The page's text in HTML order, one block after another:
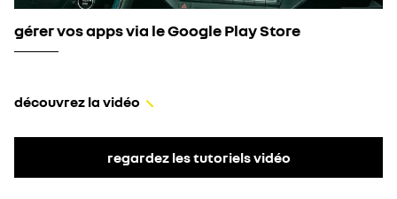
gérer vos apps via le Google Play Store
découvrez la vidéo
regardez les tutoriels vidéo